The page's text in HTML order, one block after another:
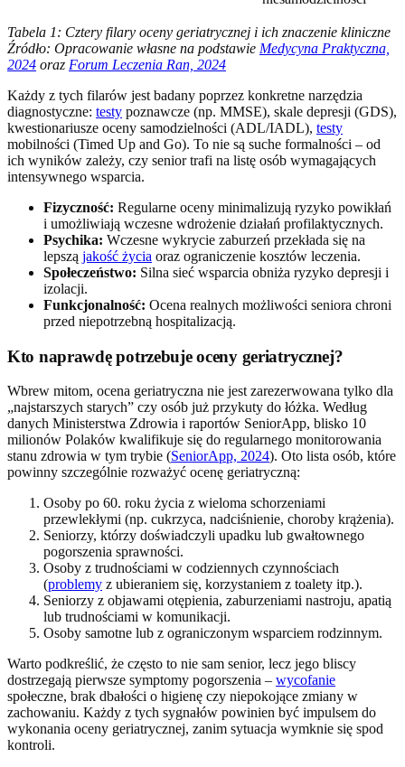
Tabela 1: Cztery filary oceny geriatrycznej i ich znaczenie kliniczne
Źródło: Opracowanie własne na podstawie Medycyna Praktyczna,
2024 oraz Forum Leczenia Ran, 2024
Każdy z tych filarów jest badany poprzez konkretne narzędzia
diagnostyczne: testy poznawcze (np. MMSE), skale depresji (GDS),
kwestionariusze oceny samodzielności (ADL/IADL), testy
mobilności (Timed Up and Go). To nie są suche formalności – od
ich wyników zależy, czy senior trafi na listę osób wymagających
intensywnego wsparcia.
Fizyczność: Regularne oceny minimalizują ryzyko powikłań
i umożliwiają wczesne wdrożenie działań profilaktycznych.
Psychika: Wczesne wykrycie zaburzeń przekłada się na
lepszą jakość życia oraz ograniczenie kosztów leczenia.
Społeczeństwo: Silna sieć wsparcia obniża ryzyko depresji i
izolacji.
Funkcjonalność: Ocena realnych możliwości seniora chroni
przed niepotrzebną hospitalizacją.
Kto naprawdę potrzebuje oceny geriatrycznej?
Wbrew mitom, ocena geriatryczna nie jest zarezerwowana tylko dla
„najstarszych starych” czy osób już przykuty do łóżka. Według
danych Ministerstwa Zdrowia i raportów SeniorApp, blisko 10
milionów Polaków kwalifikuje się do regularnego monitorowania
stanu zdrowia w tym trybie (SeniorApp, 2024). Oto lista osób, które
powinny szczególnie rozważyć ocenę geriatryczną:
Osoby po 60. roku życia z wieloma schorzeniami
przewlekłymi (np. cukrzyca, nadciśnienie, choroby krążenia).
Seniorzy, którzy doświadczyli upadku lub gwałtownego
pogorszenia sprawności.
Osoby z trudnościami w codziennych czynnościach
(problemy z ubieraniem się, korzystaniem z toalety itp.).
Seniorzy z objawami otępienia, zaburzeniami nastroju, apatią
lub trudnościami w komunikacji.
Osoby samotne lub z ograniczonym wsparciem rodzinnym.
Warto podkreślić, że często to nie sam senior, lecz jego bliscy
dostrzegają pierwsze symptomy pogorszenia – wycofanie
społeczne, brak dbałości o higienę czy niepokojące zmiany w
zachowaniu. Każdy z tych sygnałów powinien być impulsem do
wykonania oceny geriatrycznej, zanim sytuacja wymknie się spod
kontroli.